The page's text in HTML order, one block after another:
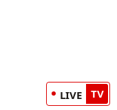
LIVE TV